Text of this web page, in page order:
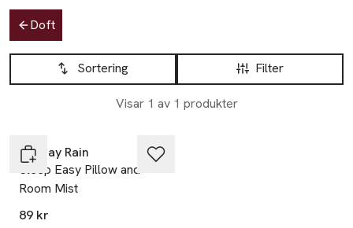
Hoppa till produktsidan
Doft
Hoppa till produktsidan
Filter
Sortering
Visar 1 av 1 produkter
Lista över produkter
Sunday Rain
Sleep Easy Pillow and
Room Mist
89 kr